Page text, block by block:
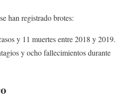
han registrado brotes:
y 11 muertes entre 2018 y 2019.
y ocho fallecimientos durante